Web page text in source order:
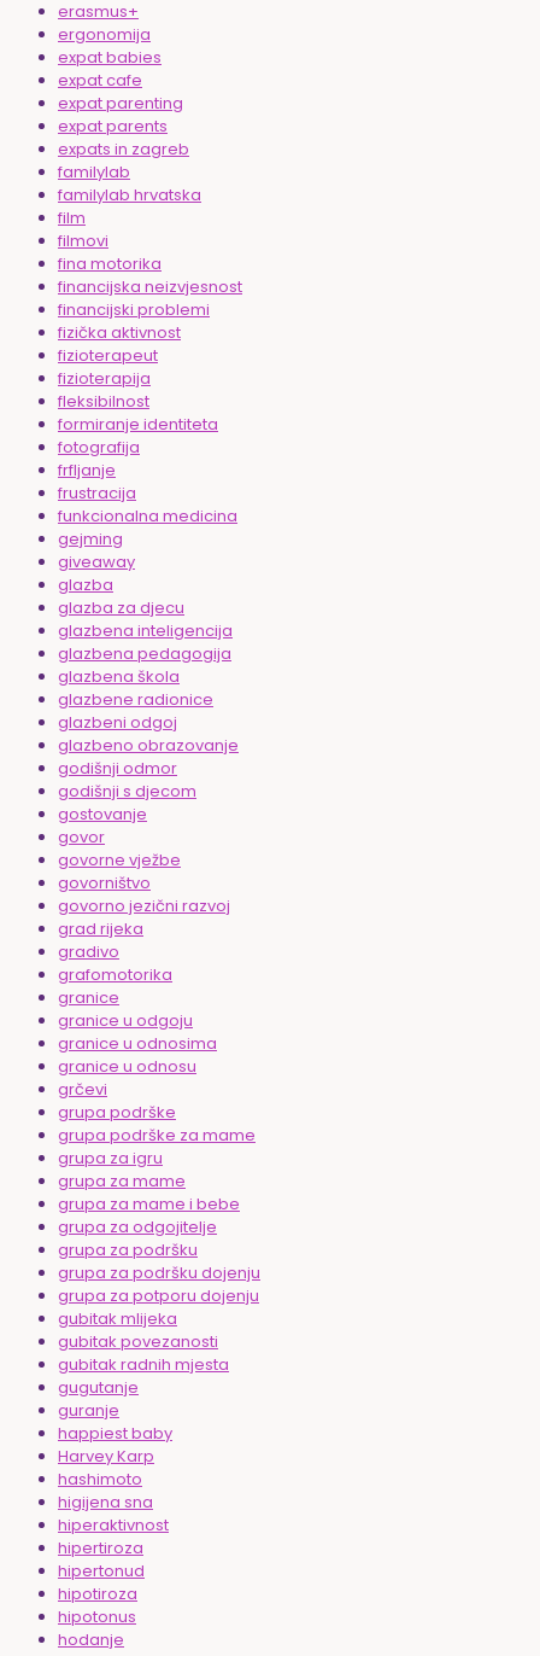
erasmus+
ergonomija
expat babies
expat cafe
expat parenting
expat parents
expats in zagreb
familylab
familylab hrvatska
film
filmovi
fina motorika
financijska neizvjesnost
financijski problemi
fizička aktivnost
fizioterapeut
fizioterapija
fleksibilnost
formiranje identiteta
fotografija
frfljanje
frustracija
funkcionalna medicina
gejming
giveaway
glazba
glazba za djecu
glazbena inteligencija
glazbena pedagogija
glazbena škola
glazbene radionice
glazbeni odgoj
glazbeno obrazovanje
godišnji odmor
godišnji s djecom
gostovanje
govor
govorne vježbe
govorništvo
govorno jezični razvoj
grad rijeka
gradivo
grafomotorika
granice
granice u odgoju
granice u odnosima
granice u odnosu
grčevi
grupa podrške
grupa podrške za mame
grupa za igru
grupa za mame
grupa za mame i bebe
grupa za odgojitelje
grupa za podršku
grupa za podršku dojenju
grupa za potporu dojenju
gubitak mlijeka
gubitak povezanosti
gubitak radnih mjesta
gugutanje
guranje
happiest baby
Harvey Karp
hashimoto
higijena sna
hiperaktivnost
hipertiroza
hipertonud
hipotiroza
hipotonus
hodanje